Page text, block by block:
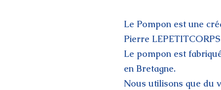
Le Pompon est une
Pierre LEPETITCORPS
Le pompon est
en Bretagne.
Nous utilisons que du